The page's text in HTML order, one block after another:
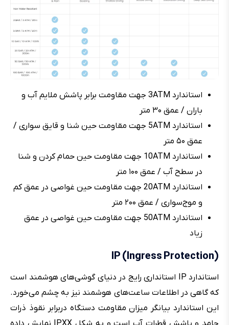
استاندارد 3ATM جهت مقاومت برابر پاشش ملایم آب و
باران / عمق ۳۰ متر
استاندارد 5ATM جهت مقاومت حین شنا و قایق سواری /
عمق ۵۰ متر
استاندارد 10ATM جهت مقاومت حین حمام کردن و شنا
در سطح آب / عمق ۱۰۰ متر
استاندارد 20ATM جهت مقاومت حین غواصی در عمق کم
و موج‌سواری / عمق ۲۰۰ متر
استاندارد 50ATM جهت مقاومت حین غواصی در عمق
زیاد
IP (Ingress Protection)
استاندارد IP استانداری رایج در دنیای گوشی‌های هوشمند است
که گاهی در اطلاعات ساعت‌های هوشمند نیز به چشم می‌خورد.
این استاندارد بیانگر میزان مقاومت دستگاه دربرابر نقوذ ذرات